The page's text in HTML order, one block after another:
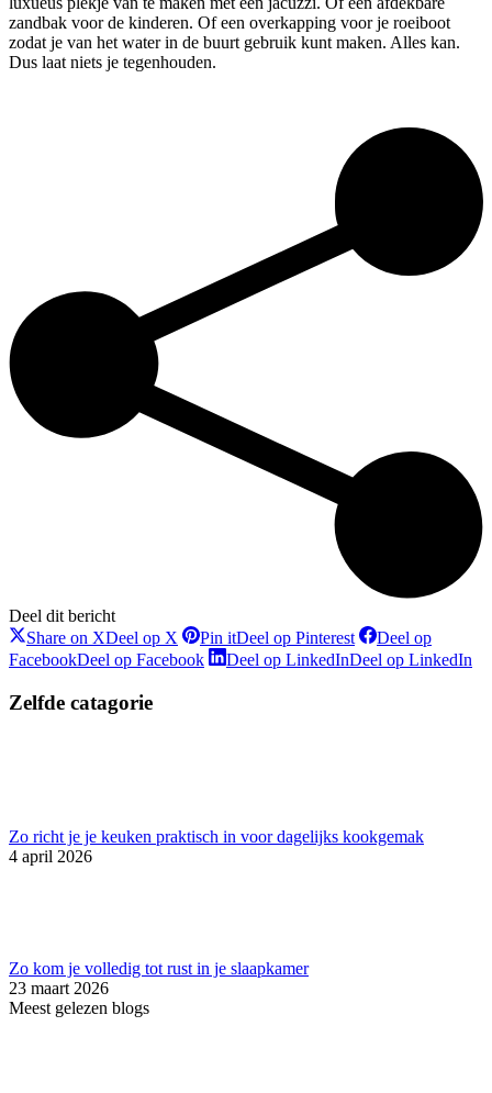
zandbak voor de kinderen. Of een overkapping voor je roeiboot
zodat je van het water in de buurt gebruik kunt maken. Alles kan.
Dus laat niets je tegenhouden.
Deel dit bericht
Share on XDeel op X Pin itDeel op Pinterest
Deel op
FacebookDeel op Facebook Deel op LinkedInDeel op LinkedIn
Zelfde catagorie
Zo richt je je keuken praktisch in voor dagelijks kookgemak
4 april 2026
Zo kom je volledig tot rust in je slaapkamer
23 maart 2026
Meest gelezen blogs